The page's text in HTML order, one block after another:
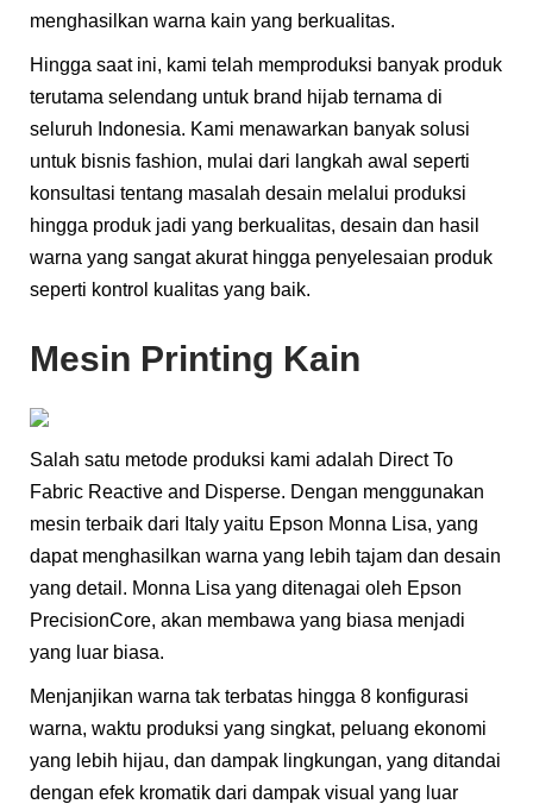
menghasilkan warna kain yang berkualitas.
Hingga saat ini, kami telah memproduksi banyak produk
terutama selendang untuk brand hijab ternama di
seluruh Indonesia. Kami menawarkan banyak solusi
untuk bisnis fashion, mulai dari langkah awal seperti
konsultasi tentang masalah desain melalui produksi
hingga produk jadi yang berkualitas, desain dan hasil
warna yang sangat akurat hingga penyelesaian produk
seperti kontrol kualitas yang baik.
Mesin Printing Kain
Salah satu metode produksi kami adalah Direct To
Fabric Reactive and Disperse. Dengan menggunakan
mesin terbaik dari Italy yaitu Epson Monna Lisa, yang
dapat menghasilkan warna yang lebih tajam dan desain
yang detail. Monna Lisa yang ditenagai oleh Epson
PrecisionCore, akan membawa yang biasa menjadi
yang luar biasa.
Menjanjikan warna tak terbatas hingga 8 konfigurasi
warna, waktu produksi yang singkat, peluang ekonomi
yang lebih hijau, dan dampak lingkungan, yang ditandai
dengan efek kromatik dari dampak visual yang luar